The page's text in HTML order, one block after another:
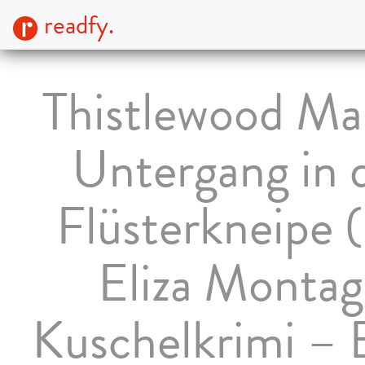
readfy.
Thistlewood
Untergang in
Flüsterkneipe
Eliza
Kuschelkrimi –